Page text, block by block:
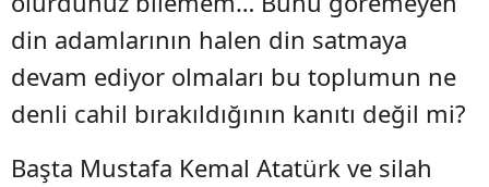
din adamlarının halen din satmaya
devam ediyor olmaları bu toplumun ne
denli cahil bırakıldığının kanıtı değil mi?
Başta Mustafa Kemal Atatürk ve silah